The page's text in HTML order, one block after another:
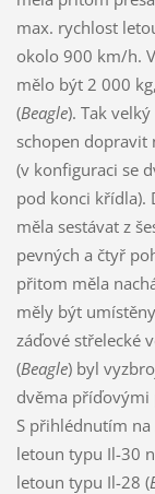
max. rychlost
okolo 900 km/h.
mělo být 2 000
(Beagle). Tak
schopen dopravit
(v konfiguraci se
pod konci křídla).
měla sestávat z
pevných a čtyř
přitom měla
měly být
záďové střelecké
(Beagle) byl
dvěma příďovými
S přihlédnutím
letoun typu Il-30
letoun typu Il-28 (